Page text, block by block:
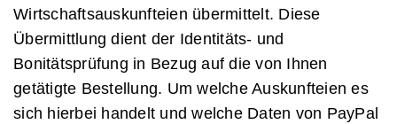
Wirtschaftsauskunfteien übermittelt. Diese
Übermittlung dient der Identitäts- und
Bonitätsprüfung in Bezug auf die von Ihnen
getätigte Bestellung. Um welche Auskunfteien es
sich hierbei handelt und welche Daten von PayPal